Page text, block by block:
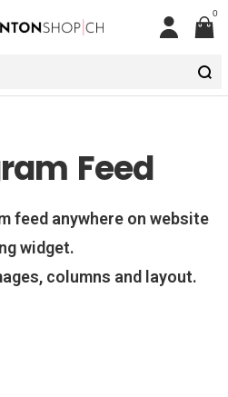
Mein
0
Feed
feed anywhere on website
widget.
columns and layout.